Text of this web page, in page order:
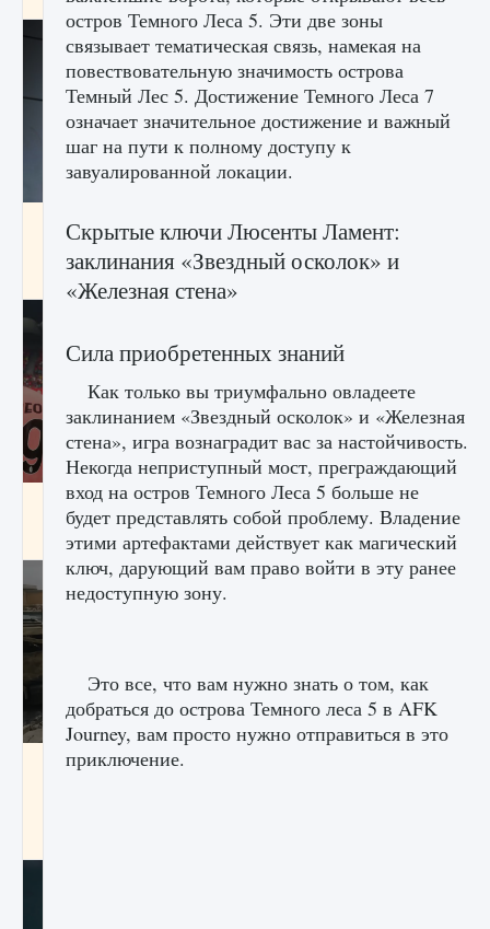
Все новые функции в режиме карьеры EA
FC 25
Входят ли «Милан» и «Интер» в EA FC 25
9 августа 2024 2 064 0 1
Как исправить текстовую ошибку
остров Темного Леса 5. Эти две зоны
связывает тематическая связь, намекая на
повествовательную значимость острова
Темный Лес 5. Достижение Темного Леса 7
означает значительное достижение и важный
шаг на пути к полному доступу к
завуалированной локации.
Скрытые ключи Люсенты Ламент:
заклинания «Звездный осколок» и
«Железная стена»
Сила приобретенных знаний
Как только вы триумфально овладеете
заклинанием «Звездный осколок» и «Железная
стена», игра вознаградит вас за настойчивость.
Некогда неприступный мост, преграждающий
вход на остров Темного Леса 5 больше не
будет представлять собой проблему. Владение
этими артефактами действует как магический
ключ, дарующий вам право войти в эту ранее
недоступную зону.
Это все, что вам нужно знать о том, как
добраться до острова Темного леса 5 в AFK
Journey, вам просто нужно отправиться в это
приключение.